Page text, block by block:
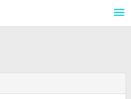
Kecamatan